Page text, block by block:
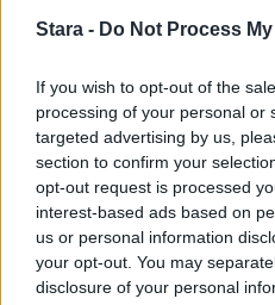
Stara - Do Not Process
If you wish to opt-out of the
processing of your personal or
targeted advertising by us,
section to confirm your
opt-out request is processed
interest-based ads based on
us or personal information
your opt-out. You may
disclosure of your personal